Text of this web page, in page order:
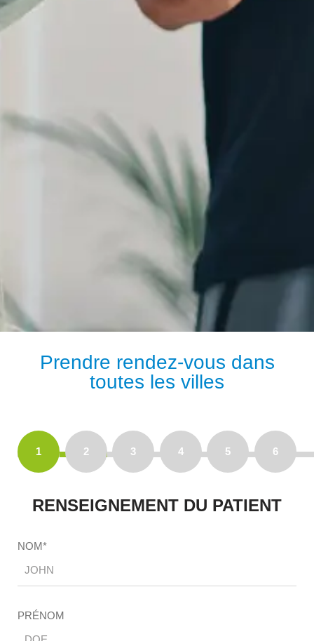
Prendre rendez-vous dans
toutes les villes
1 2 3 4 5 6
RENSEIGNEMENT DU PATIENT
NOM*
PRÉNOM